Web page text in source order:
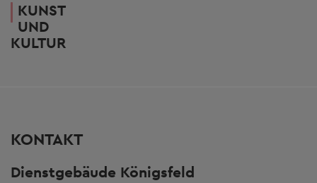
KUNST
UND
KULTUR
KONTAKT
Dienstgebäude Königsfeld